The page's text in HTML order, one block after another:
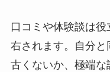
口コミや体験談は
右されます。自分
古くないか、極端